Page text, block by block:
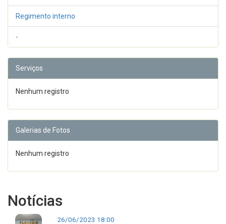
Regimento interno
-
Serviços
Nenhum registro
Galerias de Fotos
Nenhum registro
Notícias
26/06/2023 18:00